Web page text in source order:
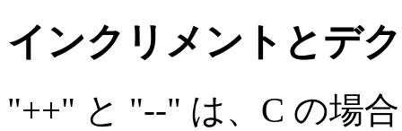
インクリメントとデ
"++" と "--" は、C の場